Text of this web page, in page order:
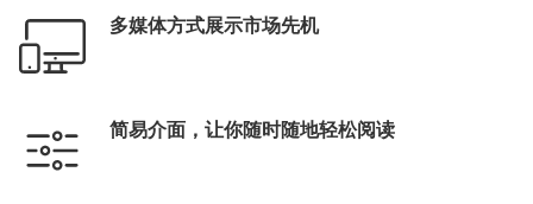
多媒体方式展示市场先机
简易介面，让你随时随地轻松阅读